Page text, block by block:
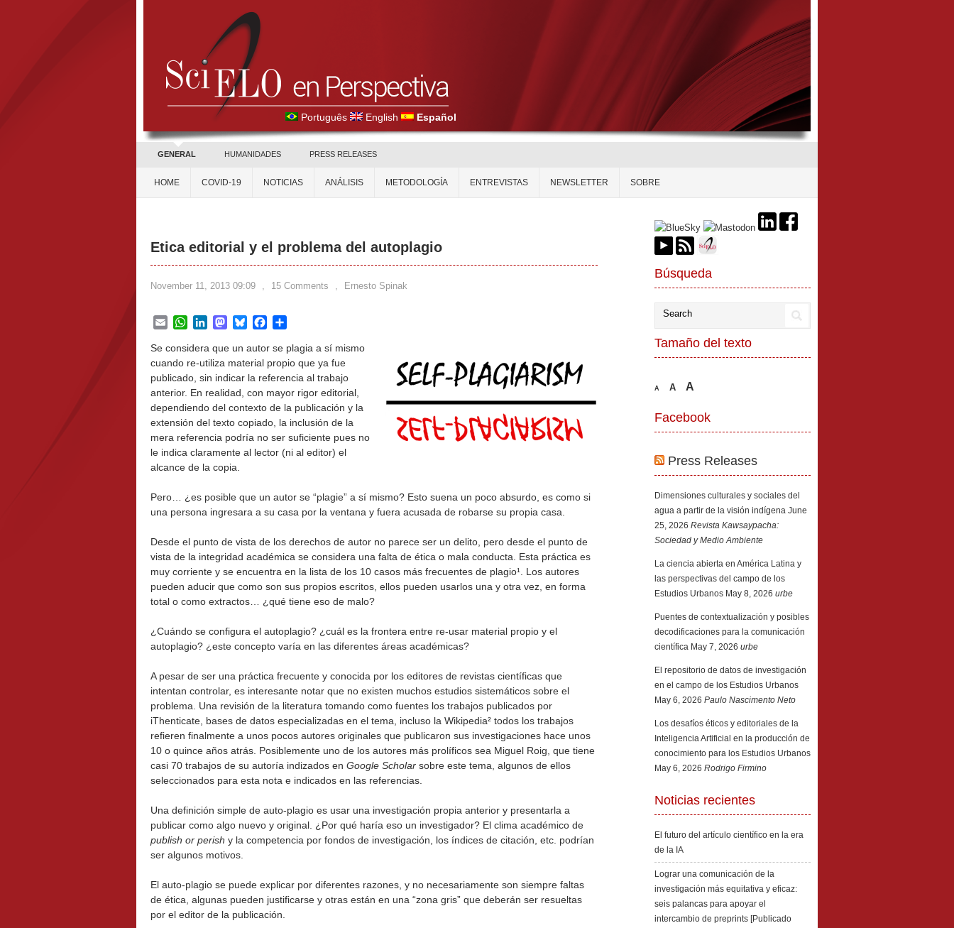
Português English Español
GENERAL HUMANIDADES PRESS RELEASES
HOME COVID-19 NOTICIAS ANÁLISIS METODOLOGÍA ENTREVISTAS NEWSLETTER SOBRE
Etica editorial y el problema del autoplagio
November 11, 2013 09:09 , 15 Comments , Ernesto Spinak
EmailWhatsApp
LinkedInMastodon
BlueskyFacebook
Se considera que un autor se plagia a sí mismo
cuando re-utiliza material propio que ya fue
publicado, sin indicar la referencia al trabajo
anterior. En realidad, con mayor rigor editorial,
dependiendo del contexto de la publicación y la
extensión del texto copiado, la inclusión de la
mera referencia podría no ser suficiente pues no
le indica claramente al lector (ni al editor) el
alcance de la copia.
Pero… ¿es posible que un autor se “plagie” a sí mismo? Esto suena un poco absurdo, es como si
una persona ingresara a su casa por la ventana y fuera acusada de robarse su propia casa.
Desde el punto de vista de los derechos de autor no parece ser un delito, pero desde el punto de
vista de la integridad académica se considera una falta de ética o mala conducta. Esta práctica es
muy corriente y se encuentra en la lista de los 10 casos más frecuentes de plagio¹. Los autores
pueden aducir que como son sus propios escritos, ellos pueden usarlos una y otra vez, en forma
total o como extractos… ¿qué tiene eso de malo?
¿Cuándo se configura el autoplagio? ¿cuál es la frontera entre re-usar material propio y el
autoplagio? ¿este concepto varía en las diferentes áreas académicas?
A pesar de ser una práctica frecuente y conocida por los editores de revistas científicas que
intentan controlar, es interesante notar que no existen muchos estudios sistemáticos sobre el
problema. Una revisión de la literatura tomando como fuentes los trabajos publicados por
iThenticate, bases de datos especializadas en el tema, incluso la Wikipedia² todos los trabajos
refieren finalmente a unos pocos autores originales que publicaron sus investigaciones hace unos
10 o quince años atrás. Posiblemente uno de los autores más prolíficos sea Miguel Roig, que tiene
casi 70 trabajos de su autoría indizados en Google Scholar sobre este tema, algunos de ellos
seleccionados para esta nota e indicados en las referencias.
Una definición simple de auto-plagio es usar una investigación propia anterior y presentarla a
publicar como algo nuevo y original. ¿Por qué haría eso un investigador? El clima académico de
publish or perish y la competencia por fondos de investigación, los índices de citación, etc. podrían
ser algunos motivos.
El auto-plagio se puede explicar por diferentes razones, y no necesariamente son siempre faltas
de ética, algunas pueden justificarse y otras están en una “zona gris” que deberán ser resueltas
por el editor de la publicación.
Búsqueda
Tamaño del texto
A A A
Facebook
Press Releases
Dimensiones culturales y sociales del
agua a partir de la visión indígena June
25, 2026 Revista Kawsaypacha:
Sociedad y Medio Ambiente
La ciencia abierta en América Latina y
las perspectivas del campo de los
Estudios Urbanos May 8, 2026 urbe
Puentes de contextualización y posibles
decodificaciones para la comunicación
científica May 7, 2026 urbe
El repositorio de datos de investigación
en el campo de los Estudios Urbanos
May 6, 2026 Paulo Nascimento Neto
Los desafíos éticos y editoriales de la
Inteligencia Artificial en la producción de
conocimiento para los Estudios Urbanos
May 6, 2026 Rodrigo Firmino
Noticias recientes
El futuro del artículo científico en la era
de la IA
Lograr una comunicación de la
investigación más equitativa y eficaz:
seis palancas para apoyar el
intercambio de preprints [Publicado